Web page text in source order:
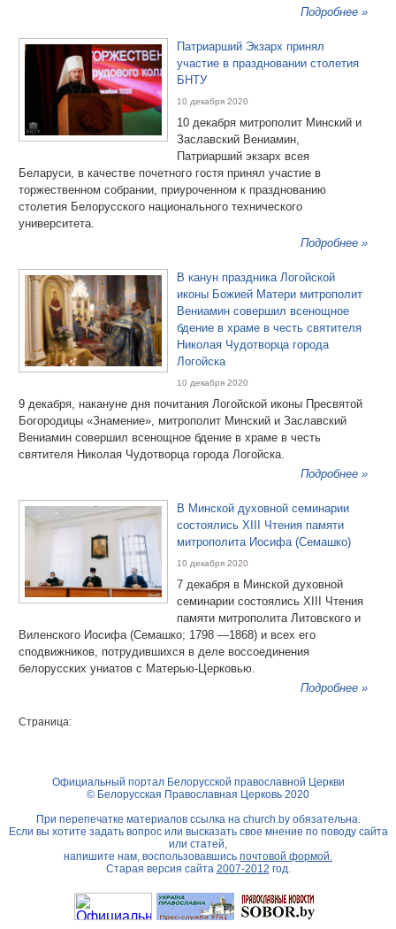
Подробнее »
Патриарший Экзарх принял
участие в праздновании столетия
БНТУ
10 декабря 2020
10 декабря митрополит Минский и
Заславский Вениамин,
Патриарший экзарх всея
Беларуси, в качестве почетного гостя принял участие в
торжественном собрании, приуроченном к празднованию
столетия Белорусского национального технического
университета.
Подробнее »
В канун праздника Логойской
иконы Божией Матери митрополит
Вениамин совершил всенощное
бдение в храме в честь святителя
Николая Чудотворца города
Логойска
10 декабря 2020
9 декабря, накануне дня почитания Логойской иконы Пресвятой
Богородицы «Знамение», митрополит Минский и Заславский
Вениамин совершил всенощное бдение в храме в честь
святителя Николая Чудотворца города Логойска.
Подробнее »
В Минской духовной семинарии
состоялись XIII Чтения памяти
митрополита Иосифа (Семашко)
10 декабря 2020
7 декабря в Минской духовной
семинарии состоялись XIII Чтения
памяти митрополита Литовского и
Виленского Иосифа (Семашко; 1798 —1868) и всех его
сподвижников, потрудившихся в деле воссоединения
белорусских униатов с Матерью-Церковью.
Подробнее »
Страница:
Официальный портал Белорусской православной Церкви
© Белорусская Православная Церковь 2020
При перепечатке материалов ссылка на church.byобязательна.
Если вы хотите задать вопрос или высказать свое мнение по поводу сайта
или статей,
напишите нам, воспользовавшись почтовой формой.
Старая версия сайта 2007-2012 год.